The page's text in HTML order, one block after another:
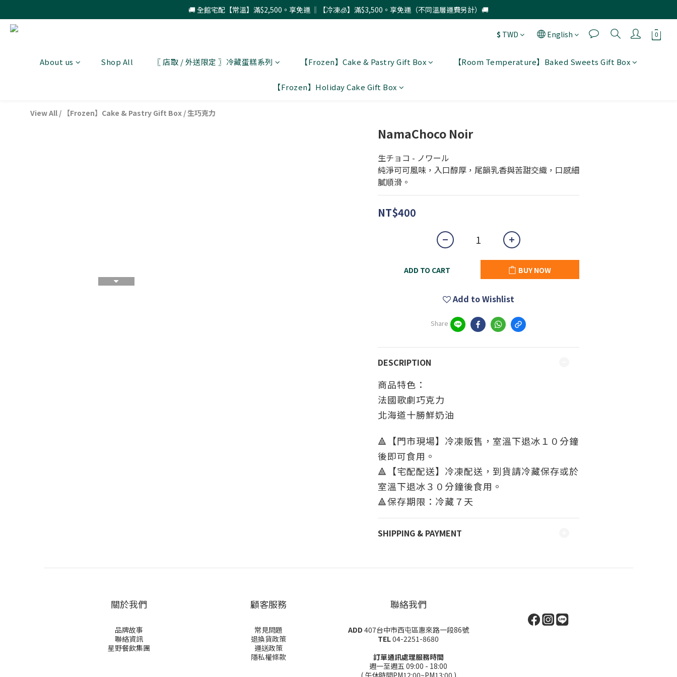
🚚 全館宅配【常溫】滿$2,500。享免運 ‖【冷凍🧊】滿$3,500。享免運（不同溫層運費另計）🚚
$ TWD English
About us Shop All 〖 店取 / 外送限定 〗冷藏蛋糕系列 【Frozen】Cake & Pastry Gift Box 【Room Temperature】Baked Sweets Gift Box
【Frozen】Holiday Cake Gift Box
View All / 【Frozen】Cake & Pastry Gift Box /生巧克力
NamaChoco Noir
生チョコ - ノワール
純淨可可風味，入口醇厚，尾韻乳香與苦甜交織，口感細
膩順滑。
NT$400
ADD TO CART BUY NOW
Add to Wishlist
Share
DESCRIPTION
商品特色：
法國歌劇巧克力
北海道十勝鮮奶油
🔺【門市現場】冷凍販售， 室溫下退冰１０分鐘
後即可食用。
🔺【宅配配送】冷凍配送，到貨請冷藏保存或於
室溫下退冰３０分鐘後食用。
🔺保存期限：冷藏７天
SHIPPING & PAYMENT
關於我們
品牌故事
聯絡資訊
星野餐飲集團
顧客服務
常見問題
退換貨政策
運送政策
隱私權條款
聯絡我們
ADD 407台中市西屯區惠來路一段86號
TEL04-2251-8680
訂單通訊處理服務時間
週一至週五 09:00 - 18:00
( 午休時間PM12:00~PM13:00 )